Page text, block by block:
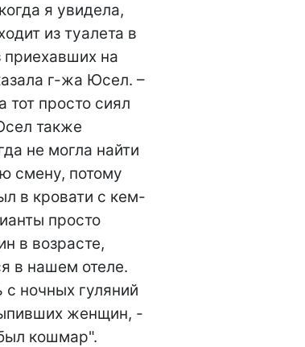
я увидела,
из туалета в
приехавших на
г-жа Юсел. –
тот просто сиял
также
не могла найти
смену, потому
в кровати с кем-
просто
в возрасте,
в нашем отеле.
ночных гуляний
женщин, -
кошмар".